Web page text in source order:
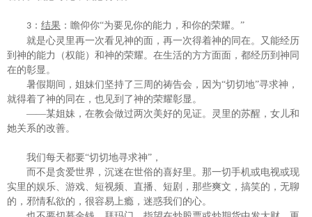
3 ： 结果 ： 瞻仰你“为要见你的能力，和你的荣耀。 ”
就是心灵里再一次看见神的面，再一次得着神的同在。又能经历
到神的能力（权能）和神的荣耀。在生活的方方面面，都经历到神同
在的彰显。
暑假期间，姐妹们坚持了三周的祷告会，因为“切切地”寻求神，
就得着了神的同在，也见到了神的荣耀彰显。
——某姐妹，在教会做过两次美好的见证。灵里的苏醒，女儿和
她关系的改善。
我们每天都要“切切地寻求神”，
而不是贪爱世界，沉迷在世俗的喜好里。那一切手机或电视或现
实里的娱乐、游戏、短视频、直播、短剧，那些爽文，搞笑的，无聊
的，邪情私欲的，很容易上瘾，迷惑我们的心。